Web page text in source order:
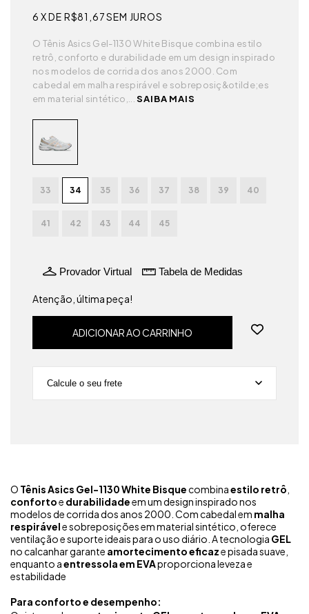
6 X DE R$81,67SEM JUROS
O Tênis Asics Gel-1130 White Bisque combina estilo
retrô, conforto e durabilidade em um design inspirado
nos modelos de corrida dos anos 2000. Com
cabedal em malha respirável e sobreposiç&otilde;es
em material sintético,...SAIBA MAIS
33 34 35 36 37 38 39 40
41 42 43 44 45
Provador Virtual Tabela de Medidas
Atenção, última peça!
Calcule o seu frete
O Tênis Asics Gel-1130 White Bisquecombinaestilo retrô
confortoe durabilidadeem um design inspirado nos
modelos de corrida dos anos 2000. Com cabedal em malha
respirávele sobreposições em material sintético, oferece
ventilação e suporte ideais para o uso diário. A tecnologia GEL
no calcanhar garante amortecimento eficaze pisada suave,
enquanto aentressola em EVAproporciona leveza e
estabilidade
Para conforto e desempenho: